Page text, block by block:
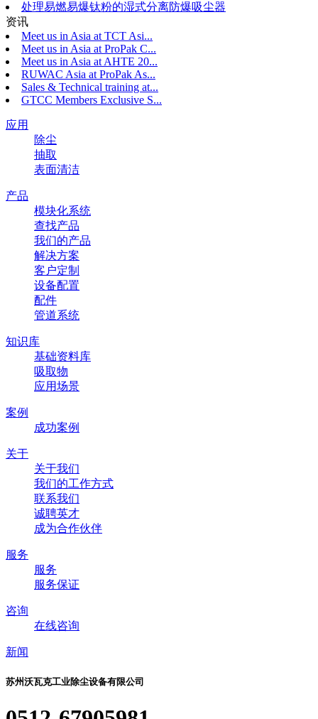
处理易燃易爆钛粉的湿式分离防爆吸尘器
资讯
Meet us in Asia at TCT Asi...
Meet us in Asia at ProPak C...
Meet us in Asia at AHTE 20...
RUWAC Asia at ProPak As...
Sales & Technical training at...
GTCC Members Exclusive S...
应用
除尘
抽取
表面清洁
产品
模块化系统
查找产品
我们的产品
解决方案
客户定制
设备配置
配件
管道系统
知识库
基础资料库
吸取物
应用场景
案例
成功案例
关于
关于我们
我们的工作方式
联系我们
诚聘英才
成为合作伙伴
服务
服务
服务保证
咨询
在线咨询
新闻
苏州沃瓦克工业除尘设备有限公司